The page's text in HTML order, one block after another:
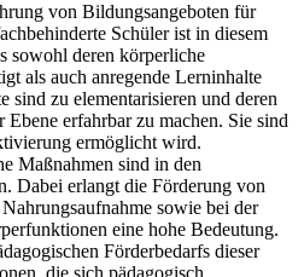
von Bildungsangeboten für
Schüler ist in diesem
sowohl deren körperliche
als auch anregende Lerninhalte
sind zu elementarisieren und deren
Ebene erfahrbar zu machen. Sie sind
ermöglicht wird.
Maßnahmen sind in den
Dabei erlangt die Förderung von
sowie bei der
eine hohe Bedeutung.
Förderbedarfs dieser